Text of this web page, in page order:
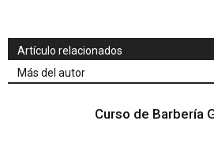
Artículo relacionados
Más del autor
Curso de Barbería